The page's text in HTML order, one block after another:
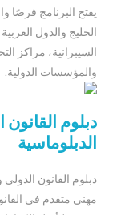
يفتح البرنامج فرصًا
الخليج والدول
السيبرانية، مراكز
والمؤسسات الدولية.
دبلوم القانون
الدبلوماسية
دبلوم القانون الدولي
مهني متقدم في